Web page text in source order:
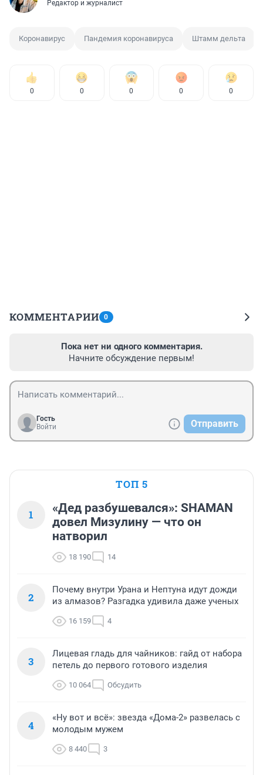
Редактор и журналист
Коронавирус Пандемия коронавируса Штамм дельта
0 0 0 0 0
КОММЕНТАРИИ 0
Пока нет ни одного комментария.
Начните обсуждение первым!
Гость
Войти
Отправить
ТОП 5
1
«Дед разбушевался»: SHAMAN
довел Мизулину — что он
натворил
18 190 14
2
Почему внутри Урана и Нептуна идут дожди
из алмазов? Разгадка удивила даже ученых
16 159 4
3
Лицевая гладь для чайников: гайд от набора
петель до первого готового изделия
10 064 Обсудить
4
«Ну вот и всё»: звезда «Дома-2» развелась с
молодым мужем
8 440 3